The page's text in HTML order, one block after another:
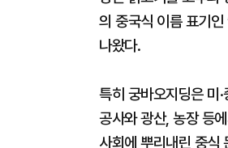
의 중국식 이름 표기
나왔다.
특히 궁바오지딩은 미
공사와 광산, 농장 등
사회에 뿌리내린 중식